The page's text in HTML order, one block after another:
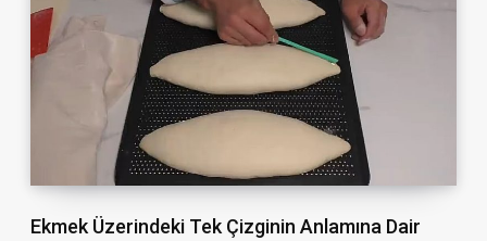
Ekmek Üzerindeki Tek Çizginin Anlamına Dair